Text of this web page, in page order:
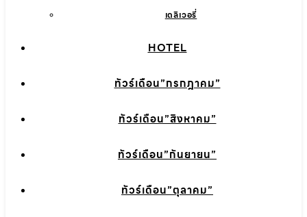
เดลิเวอรี่
HOTEL
ทัวร์เดือน”กรกฎาคม”
ทัวร์เดือน”สิงหาคม”
ทัวร์เดือน”กันยายน”
ทัวร์เดือน”ตุลาคม”